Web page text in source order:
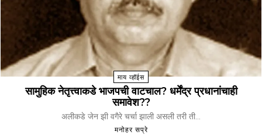
माय व्हॉईस
सामुहिक नेतृत्त्वाकडे भाजपची वाटचाल? धर्मेंद्र प्रधानांचाही
समावेश??
अलीकडे जेन झी वगैरे चर्चा झाली असली तरी ती...
मनोहर सप्रे